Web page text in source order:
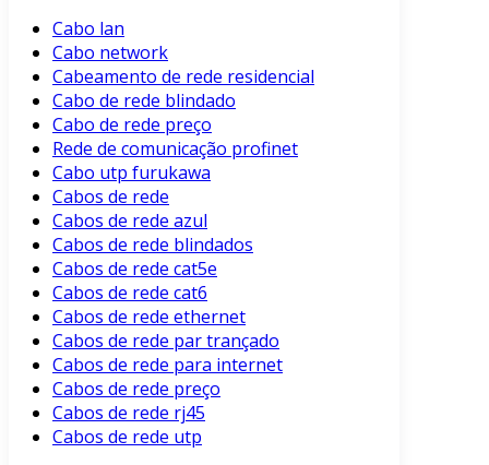
Cabo lan
Cabo network
Cabeamento de rede residencial
Cabo de rede blindado
Cabo de rede preço
Rede de comunicação profinet
Cabo utp furukawa
Cabos de rede
Cabos de rede azul
Cabos de rede blindados
Cabos de rede cat5e
Cabos de rede cat6
Cabos de rede ethernet
Cabos de rede par trançado
Cabos de rede para internet
Cabos de rede preço
Cabos de rede rj45
Cabos de rede utp